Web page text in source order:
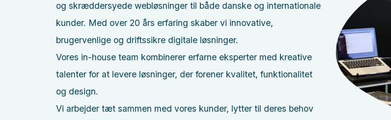
og skræddersyede webløsninger til både danske og internationale
kunder. Med over 20 års erfaring skaber vi innovative,
brugervenlige og driftssikre digitale løsninger.
Vores in-house team kombinerer erfarne eksperter med kreative
talenter for at levere løsninger, der forener kvalitet, funktionalitet
og design.
Vi arbejder tæt sammen med vores kunder, lytter til deres behov